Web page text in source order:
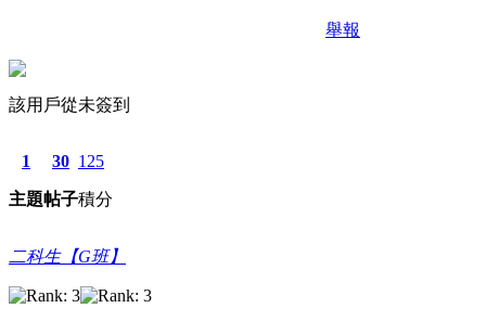
舉報
該用戶從未簽到
1
主題
30
帖子
125
積分
二科生【G班】